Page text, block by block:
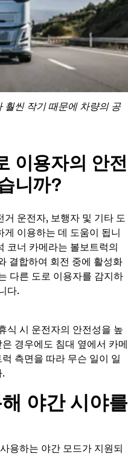
훨씬 작기 때문에 차량의 공
이용자의 안전
니까?
운전자, 보행자 및 기타 도
이용하는 데 도움이 됩니
코너 카메라는 볼보트럭의
결합하여 회전 중에 활성화
다른 도로 이용자를 감지하
다.
식 시 운전자의 안전성을 높
경우에도 침대 옆에서 카메
측면을 따라 무슨 일이 일
야간 시야를
용하는 야간 모드가 지원되